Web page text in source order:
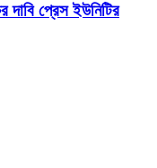
দাবি প্রেস ইউনিটির